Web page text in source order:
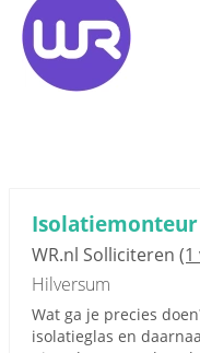
Isolatiemonteur
WR.nl Solliciteren (1
Hilversum
Wat ga je precies
isolatieglas en